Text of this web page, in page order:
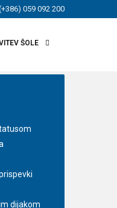
059 092 200
ŠOLE
dijakom